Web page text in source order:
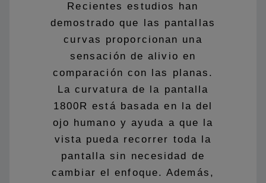
Recientes estudios han
demostrado que las pantallas
curvas proporcionan una
sensación de alivio en
comparación con las planas.
La curvatura de la pantalla
1800R está basada en la del
ojo humano y ayuda a que la
vista pueda recorrer toda la
pantalla sin necesidad de
cambiar el enfoque. Además,